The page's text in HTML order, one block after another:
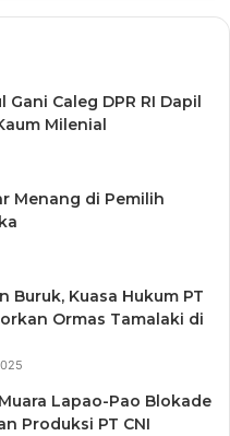
Gani Caleg DPR RI Dapil
Milenial
Menang di Pemilih
Buruk, Kuasa Hukum PT
Ormas Tamalaki di
Lapao-Pao Blokade
Produksi PT CNI